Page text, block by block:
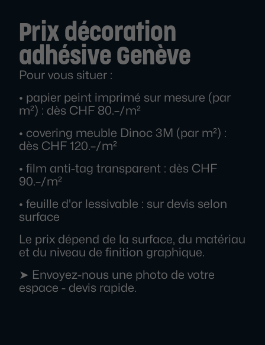
Prix décoration
adhésive Genève
Pour vous situer :
• papier peint imprimé sur mesure (par
m²) : dès CHF 80.–/m²
• covering meuble Dinoc 3M (par m²) :
dès CHF 120.–/m²
• film anti-tag transparent : dès CHF
90.–/m²
• feuille d'or lessivable : sur devis selon
surface
Le prix dépend de la surface, du matériau
et du niveau de finition graphique.
➤ Envoyez-nous une photo de votre
espace - devis rapide.